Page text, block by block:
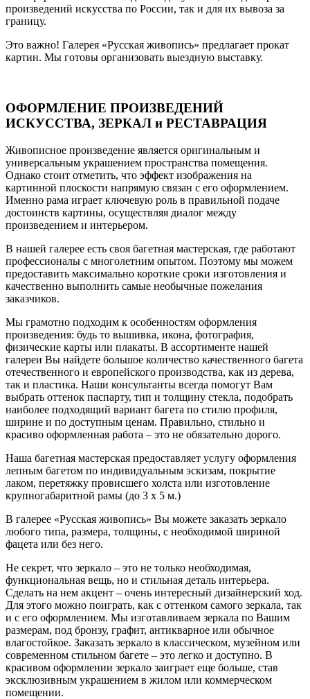
произведений искусства по России, так и для их вывоза за
границу.
Это важно! Галерея «Русская живопись» предлагает прокат
картин. Мы готовы организовать выездную выставку.
ОФОРМЛЕНИЕ ПРОИЗВЕДЕНИЙ
ИСКУССТВА, ЗЕРКАЛ и РЕСТАВРАЦИЯ
Живописное произведение является оригинальным и
универсальным украшением пространства помещения.
Однако стоит отметить, что эффект изображения на
картинной плоскости напрямую связан с его оформлением.
Именно рама играет ключевую роль в правильной подаче
достоинств картины, осуществляя диалог между
произведением и интерьером.
В нашей галерее есть своя багетная мастерская, где работают
профессионалы с многолетним опытом. Поэтому мы можем
предоставить максимально короткие сроки изготовления и
качественно выполнить самые необычные пожелания
заказчиков.
Мы грамотно подходим к особенностям оформления
произведения: будь то вышивка, икона, фотография,
физические карты или плакаты. В ассортименте нашей
галереи Вы найдете большое количество качественного багета
отечественного и европейского производства, как из дерева,
так и пластика. Наши консультанты всегда помогут Вам
выбрать оттенок паспарту, тип и толщину стекла, подобрать
наиболее подходящий вариант багета по стилю профиля,
ширине и по доступным ценам. Правильно, стильно и
красиво оформленная работа – это не обязательно дорого.
Наша багетная мастерская предоставляет услугу оформления
лепным багетом по индивидуальным эскизам, покрытие
лаком, перетяжку провисшего холста или изготовление
крупногабаритной рамы (до 3 х 5 м.)
В галерее «Русская живопись» Вы можете заказать зеркало
любого типа, размера, толщины, с необходимой шириной
фацета или без него.
Не секрет, что зеркало – это не только необходимая,
функциональная вещь, но и стильная деталь интерьера.
Сделать на нем акцент – очень интересный дизайнерский ход.
Для этого можно поиграть, как с оттенком самого зеркала, так
и с его оформлением. Мы изготавливаем зеркала по Вашим
размерам, под бронзу, графит, антикварное или обычное
влагостойкое. Заказать зеркало в классическом, музейном или
современном стильном багете – это легко и доступно. В
красивом оформлении зеркало заиграет еще больше, став
эксклюзивным украшением в жилом или коммерческом
помещении.